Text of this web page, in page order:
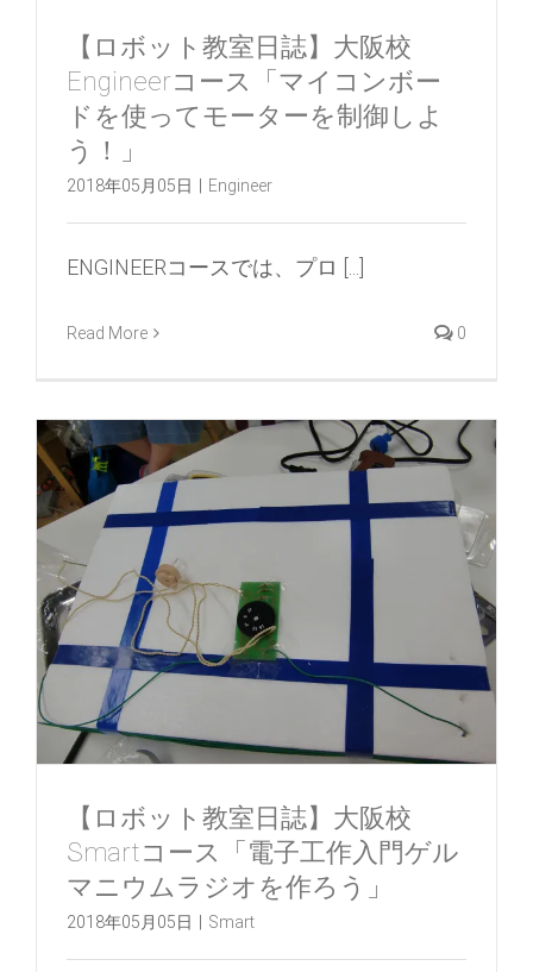
【ロボット教室日誌】大阪校
Engineerコース「マイコンボー
ドを使ってモーターを制御しよ
う！」
2018年05月05日 Engineer
ENGINEERコースでは、プロ [...]
Read More 0
【ロボット教室日誌】大阪校
Smartコース「電子工作入門ゲル
マニウムラジオを作ろう」
2018年05月05日 Smart